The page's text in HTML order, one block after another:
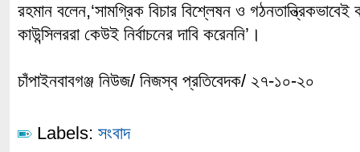
রহমান বলেন,‘সামগ্রিক বিচার বিশ্লেষন ও
কাউন্সিলররা কেউই নির্বাচনের দাবি করেননি’।
চাঁপাইনবাবগঞ্জ নিউজ/ নিজস্ব প্রতিবেদক/ ২৭-১০-২০
Labels: সংবাদ